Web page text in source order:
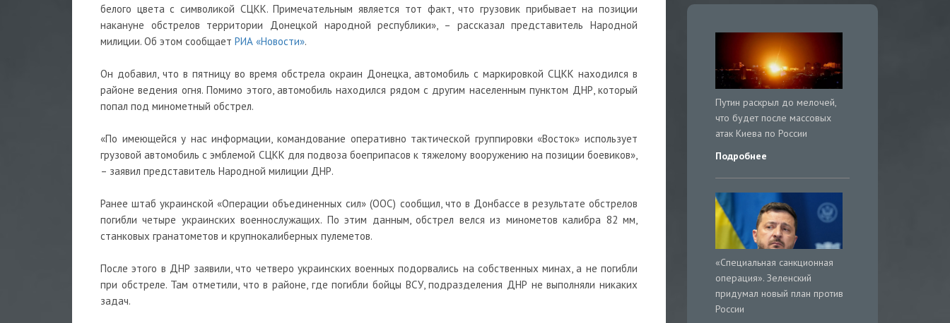
белого цвета с символикой СЦКК. Примечательным является тот факт, что грузовик прибывает на позиции
накануне обстрелов территории Донецкой народной республики», – рассказал представитель Народной
милиции. Об этом сообщает РИА «Новости».
Он добавил, что в пятницу во время обстрела окраин Донецка, автомобиль с маркировкой СЦКК находился в
районе ведения огня. Помимо этого, автомобиль находился рядом с другим населенным пунктом ДНР, который
попал под минометный обстрел.
«По имеющейся у нас информации, командование оперативно тактической группировки «Восток» использует
грузовой автомобиль с эмблемой СЦКК для подвоза боеприпасов к тяжелому вооружению на позиции боевиков»,
– заявил представитель Народной милиции ДНР.
Ранее штаб украинской «Операции объединенных сил» (ООС) сообщил, что в Донбассе в результате обстрелов
погибли четыре украинских военнослужащих. По этим данным, обстрел велся из минометов калибра 82 мм,
станковых гранатометов и крупнокалиберных пулеметов.
После этого в ДНР заявили, что четверо украинских военных подорвались на собственных минах, а не погибли
при обстреле. Там отметили, что в районе, где погибли бойцы ВСУ, подразделения ДНР не выполняли никаких
задач.
Путин раскрыл до мелочей,
что будет после массовых
атак Киева по России
Подробнее
«Специальная санкционная
операция». Зеленский
придумал новый план против
России